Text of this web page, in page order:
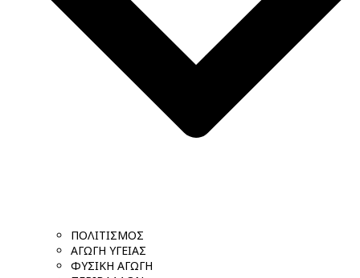
ΠΟΛΙΤΙΣΜΟΣ
ΑΓΩΓΗ ΥΓΕΙΑΣ
ΦΥΣΙΚΗ ΑΓΩΓΗ